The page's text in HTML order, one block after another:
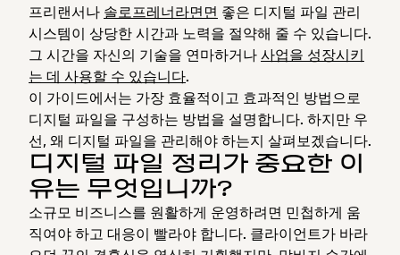
프리랜서나 솔로프레너라면면 좋은 디지털 파일 관리
시스템이 상당한 시간과 노력을 절약해 줄 수 있습니다.
그 시간을 자신의 기술을 연마하거나 사업을 성장시키
는 데 사용할 수 있습니다.
이 가이드에서는 가장 효율적이고 효과적인 방법으로
디지털 파일을 구성하는 방법을 설명합니다. 하지만 우
선, 왜 디지털 파일을 관리해야 하는지 살펴보겠습니다.
디지털 파일 정리가 중요한 이
유는 무엇입니까?
소규모 비즈니스를 원활하게 운영하려면 민첩하게 움
직여야 하고 대응이 빨라야 합니다. 클라이언트가 바라